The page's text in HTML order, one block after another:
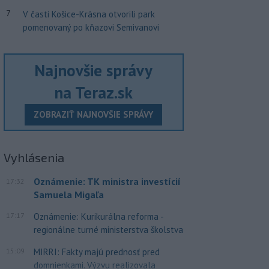
7
V časti Košice-Krásna otvorili park
pomenovaný po kňazovi Semivanovi
Najnovšie správy
na Teraz.sk
ZOBRAZIŤ NAJNOVŠIE SPRÁVY
Vyhlásenia
17:32
Oznámenie: TK ministra investícií
Samuela Migaľa
17:17
Oznámenie: Kurikurálna reforma -
regionálne turné ministerstva školstva
15:09
MIRRI: Fakty majú prednosť pred
domnienkami. Výzvu realizovala